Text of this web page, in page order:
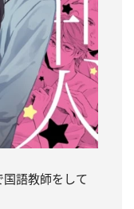
語教師をして